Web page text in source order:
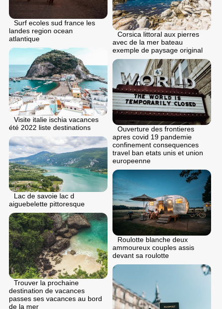
Surf ecoles sud france les
landes region ocean
atlantique
Corsica littoral aux pierres
avec de la mer bateau
exemple de paysage original
Visite italie ischia vacances
été 2022 liste destinations
Ouverture des frontieres
apres covid 19 pandemie
confinement consequences
travel ban etats unis et union
europeenne
Lac de savoie lac d
aiguebelette pittoresque
Roulotte blanche deux
ammoureux couples assis
devant sa roulotte
Trouver la prochaine
destination de vacances
passes ses vacances au bord
de la mer